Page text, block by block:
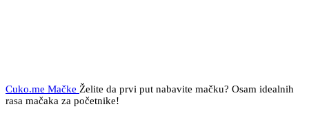
Cuko.me Mačke Želite da prvi put nabavite mačku? Osam idealnih
rasa mačaka za početnike!